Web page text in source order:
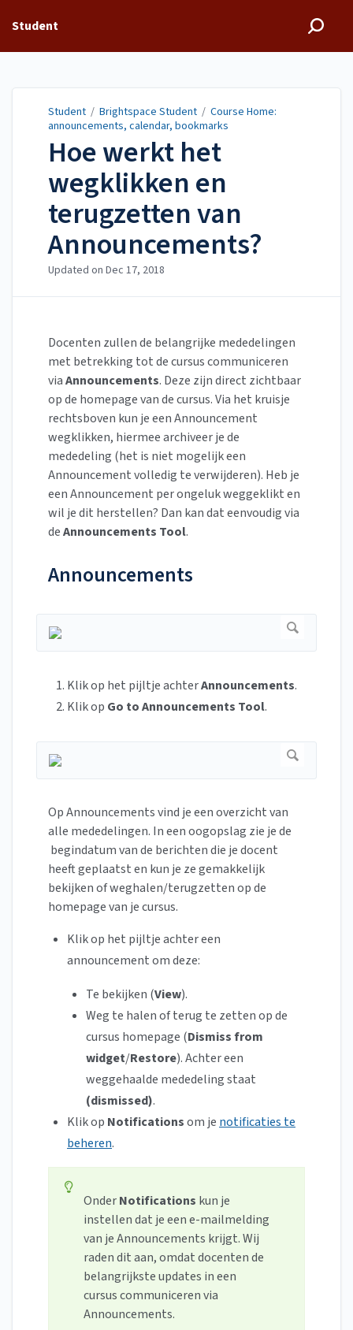
Student
Student / Brightspace Student / Course Home:
announcements, calendar, bookmarks
Hoe werkt het
wegklikken en
terugzetten van
Announcements?
Updated on Dec 17, 2018
Docenten zullen de belangrijke mededelingen
met betrekking tot de cursus communiceren
viaAnnouncements. Deze zijn direct zichtbaar
op de homepage van de cursus. Via het kruisje
rechtsboven kun je een Announcement
wegklikken, hiermee archiveer je de
mededeling (het is niet mogelijk een
Announcement volledig te verwijderen). Heb je
een Announcement per ongeluk weggeklikt en
wil je dit herstellen? Dan kan dat eenvoudig via
deAnnouncements Tool.
Announcements
Klik op het pijltje achterAnnouncements.
Klik op Go to Announcements Tool.
Op Announcements vind je een overzicht van
alle mededelingen. In een oogopslag zie je de
begindatum van de berichten die je docent
heeft geplaatst en kun je ze gemakkelijk
bekijken of weghalen/terugzetten op de
homepage van je cursus.
Klik op het pijltje achter een
announcement om deze:
Te bekijken (View).
Weg te halen of terug te zetten op de
cursus homepage (Dismiss from
widget/Restore). Achter een
weggehaalde mededeling staat
(dismissed).
Klik op Notificationsom je notificaties te
beheren.
OnderNotifications kun je
instellen dat je een e-mailmelding
van je Announcements krijgt. Wij
raden dit aan, omdat docenten de
belangrijkste updates in een
cursus communiceren via
Announcements.